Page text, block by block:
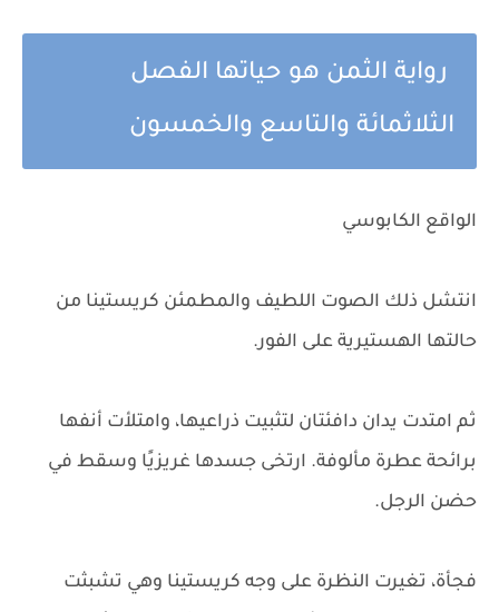
رواية الثمن هو حياتها الفصل
الثلاثمائة والتاسع والخمسون
الواقع الكابوسي
انتشل ذلك الصوت اللطيف والمطمئن كريستينا من
حالتها الهستيرية على الفور.
ثم امتدت يدان دافئتان لتثبيت ذراعيها، وامتلأت أنفها
برائحة عطرة مألوفة. ارتخى جسدها غريزيًا وسقط في
حضن الرجل.
فجأة، تغيرت النظرة على وجه كريستينا وهي تشبثت